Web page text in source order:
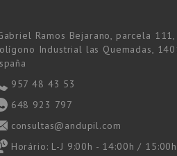
Ramos Bejarano, parcela
Industrial las Quemadas,
957 48 43 53
648 923 797
consultas@andupil.com
Horário: L-J 9:00h - 14:00h /